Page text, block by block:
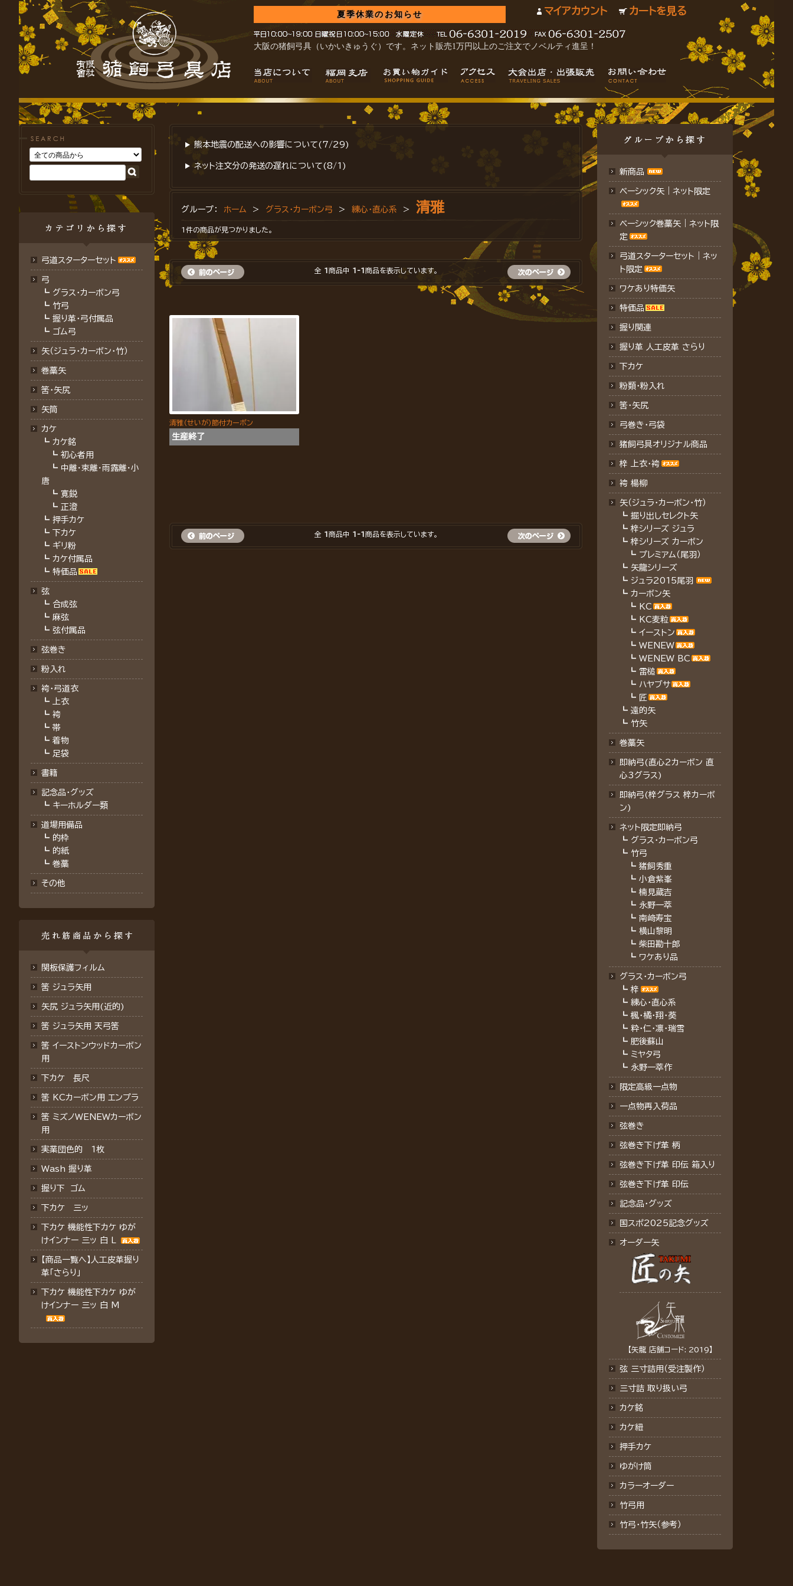
マイアカウント カートを見る
夏季休業のお知らせ
大阪の猪飼弓具（いかいきゅうぐ）です。ネット販売1万円以上のご注文でノベルティ進呈！
弓道スターターセット
弓
┗ グラス・カーボン弓
┗ 竹弓
┗ 握り革・弓付属品
┗ ゴム弓
矢（ジュラ･カーボン･竹）
巻藁矢
筈･矢尻
矢筒
カケ
┗ カケ銘
┗ 初心者用
┗ 中離・束離・雨露離・小
唐
┗ 寛鋭
┗ 正澄
┗ 押手カケ
┗
下カケ
┗ ギリ粉
┗ カケ付属品
┗ 特価品
弦
┗ 合成弦
┗ 麻弦
┗ 弦付属品
弦巻き
粉入れ
袴・弓道衣
┗
上衣
┗ 袴
┗ 帯
┗ 着物
┗ 足袋
書籍
記念品・グッズ
┗ キーホルダー類
道場用備品
┗ 的枠
┗ 的紙
┗ 巻藁
その他
関板保護フィルム
筈 ジュラ矢用
矢尻 ジュラ矢用(近的)
筈 ジュラ矢用 天弓筈
筈 イーストンウッドカーボン
用
下カケ 長尺
筈 KCカーボン用 エンプラ
筈 ミズノWENEWカーボン
用
実業団色的 1枚
Wash 握り革
握り下 ゴム
下カケ 三ッ
下カケ 機能性下カケ ゆが
けインナー 三ッ 白 L
【商品一覧へ】人工皮革握り
革「さらり」
下カケ 機能性下カケ ゆが
けインナー 三ッ 白 M
熊本地震の配送への影響について(7/29)
ネット注文分の発送の遅れについて(8/1)
グループ： ホーム > グラス・カーボン弓 > 練心・直心系 > 清雅
1件の商品が見つかりました。
全 1商品中 1-1商品を表示しています。
清雅（せいが）節付カーボン
生産終了
全 1商品中 1-1商品を表示しています。
新商品
ベーシック矢｜ネット限定
ベーシック巻藁矢｜ネット限
定
弓道スターターセット｜ネッ
ト限定
ワケあり特価矢
特価品
握り関連
握り革 人工皮革 さらり
下カケ
粉類・粉入れ
筈・矢尻
弓巻き・弓袋
猪飼弓具オリジナル商品
梓 上衣･袴
袴 楊柳
矢（ジュラ･カーボン・竹）
┗ 掘り出しセレクト矢
┗ 梓シリーズ ジュラ
┗ 梓シリーズ カーボン
┗ プレミアム（尾羽）
┗ 矢龍シリーズ
┗ ジュラ2015尾羽
┗ カーボン矢
┗ KC
┗ KC麦粒
┗ イーストン
┗ WENEW
┗ WENEW BC
┗ 雷槌
┗ ハヤブサ
┗ 匠
┗ 遠的矢
┗ 竹矢
巻藁矢
即納弓(直心2カーボン 直
心3グラス)
即納弓(梓グラス 梓カーボ
ン)
ネット限定即納弓
┗ グラス・カーボン弓
┗ 竹弓
┗ 猪飼秀重
┗ 小倉紫峯
┗ 楠見蔵吉
┗ 永野一萃
┗ 南﨑寿宝
┗ 横山黎明
┗ 柴田勘十郎
┗ ワケあり品
グラス・カーボン弓
┗ 梓
┗ 練心・直心系
┗ 楓・橘・翔・葵
┗ 粋・仁・凛・瑞雪
┗ 肥後蘇山
┗ ミヤタ弓
┗ 永野一萃作
限定高級一点物
一点物再入荷品
弦巻き
弦巻き下げ革 柄
弦巻き下げ革 印伝 箱入り
弦巻き下げ革 印伝
記念品･グッズ
国スポ2025記念グッズ
オーダー矢
【矢龍 店舗コード: 2019】
弦 三寸詰用（受注製作）
三寸詰 取り扱い弓
カケ銘
カケ紐
押手カケ
ゆがけ筒
カラーオーダー
竹弓用
竹弓・竹矢（参考）